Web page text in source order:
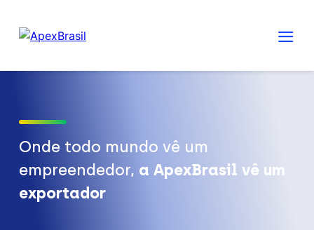
Onde todo mundo vê um
empreendedor, a ApexBrasil vê um
exportador